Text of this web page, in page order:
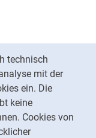
technisch
mit der
ein. Die
keine
Cookies von